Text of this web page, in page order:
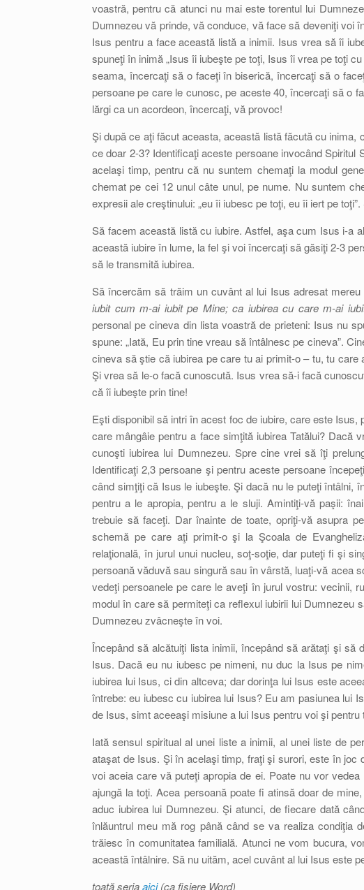
voastră, pentru că atunci nu mai este torentul lui
Dumnezeu vă prinde, vă conduce, vă face să deveniţi voi
Isus pentru a face această listă a inimii. Isus vrea să îi
spuneţi în inimă „Isus îi iubeşte pe toţi, Isus îi vrea pe toţi
seama, încercaţi să o faceţi în biserică, încercaţi să o
persoane pe care le cunosc, pe aceste 40, încercaţi să o
lărgi ca un acordeon, încercaţi, vă provoc!
Şi după ce aţi făcut aceasta, această listă făcută cu
ce doar 2-3? Identificaţi aceste persoane invocând
acelaşi timp, pentru că nu suntem chemaţi la modul
chemat pe cei 12 unul câte unul, pe nume. Nu suntem
expresii ale creştinului: „eu îi iubesc pe toţi, eu îi iert pe
Să facem această listă cu iubire. Astfel, aşa cum Isus i-a
această iubire în lume, la fel şi voi încercaţi să găsiţi 2-3
să le transmită iubirea.
Să încercăm să trăim un cuvânt al lui Isus adresat mereu
iubit cum m-ai iubit pe Mine; ca iubirea cu care m-ai
personal pe cineva din lista voastră de prieteni: Isus nu
spune: „Iată, Eu prin tine vreau să întâlnesc pe cineva”.
cineva să ştie că iubirea pe care tu ai primit-o – tu, tu
Şi vrea să le-o facă cunoscută. Isus vrea să-i facă
că îi iubeşte prin tine!
Eşti disponibil să intri în acest foc de iubire, care este
care mângâie pentru a face simţită iubirea Tatălui? Dacă
cunoşti iubirea lui Dumnezeu. Spre cine vrei să îţi
Identificaţi 2,3 persoane şi pentru aceste persoane
când simţiţi că Isus le iubeşte. Şi dacă nu le puteţi întâlni,
pentru a le apropia, pentru a le sluji. Amintiţi-vă paşii:
trebuie să faceţi. Dar înainte de toate, opriţi-vă asupra
schemă pe care aţi primit-o şi la Şcoala de
relaţională, în jurul unui nucleu, soţ-soţie, dar puteţi fi şi
persoană văduvă sau singură sau în vârstă, luaţi-vă acea
vedeţi persoanele pe care le aveţi în jurul vostru: vecinii,
modul în care să permiteţi ca reflexul iubirii lui Dumnezeu
Dumnezeu zvâcneşte în voi.
Începând să alcătuiţi lista inimii, începând să arătaţi şi
Isus. Dacă eu nu iubesc pe nimeni, nu duc la Isus pe
iubirea lui Isus, ci din altceva; dar dorinţa lui Isus este
întrebe: eu iubesc cu iubirea lui Isus? Eu am pasiunea lui
de Isus, simt aceeaşi misiune a lui Isus pentru voi şi pentru
Iată sensul spiritual al unei liste a inimii, al unei liste de
ataşat de Isus. Şi în acelaşi timp, fraţi şi surori, este în joc
voi aceia care vă puteţi apropia de ei. Poate nu vor
ajungă la toţi. Acea persoană poate fi atinsă doar de
aduc iubirea lui Dumnezeu. Şi atunci, de fiecare dată
înlăuntrul meu mă rog până când se va realiza
trăiesc în comunitatea familială. Atunci ne vom bucura,
această întâlnire. Să nu uităm, acel cuvânt al lui Isus este
toată seriaaici(ca fişiere Word)